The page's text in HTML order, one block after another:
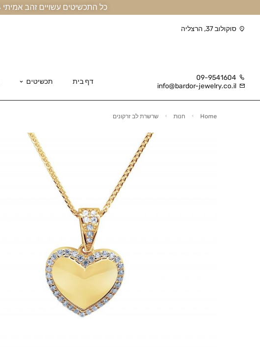
כל התכשיטים עשויים זהב אמיתי 14 קראט או יותר, ומגיעים בליווי תעודה, אריזה מהודרת, ומשלוח חינם עד הבית
סוקולוב 37, הרצליה
09-9541604
info@bardor-jewelry.co.il
דף בית תכשיטים
Home חנות שרשרת לב זרקונים